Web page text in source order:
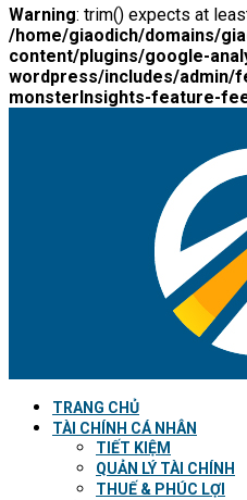
Warning: trim() expects at
/home/giaodich/domains/
content/plugins/google-
wordpress/includes/admin/
monsterInsights-feature-
TRANG CHỦ
TÀI CHÍNH CÁ NHÂN
TIẾT KIỆM
QUẢN LÝ TÀI CHÍNH
THUẾ & PHÚC LỢI